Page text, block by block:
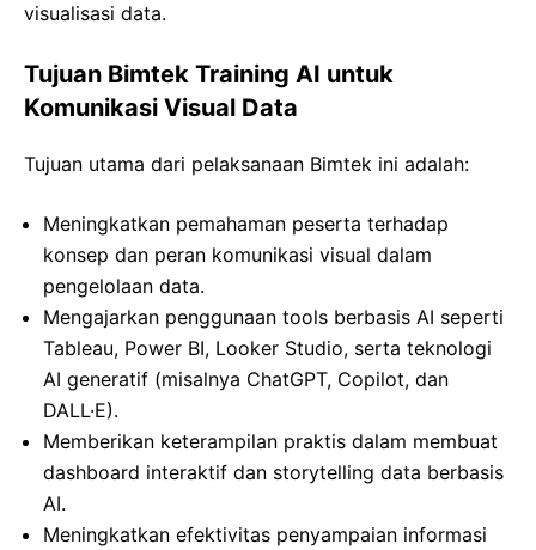
visualisasi data.
Tujuan Bimtek Training AI untuk
Komunikasi Visual Data
Tujuan utama dari pelaksanaan Bimtek ini adalah:
Meningkatkan pemahaman peserta terhadap
konsep dan peran komunikasi visual dalam
pengelolaan data.
Mengajarkan penggunaan tools berbasis AI seperti
Tableau, Power BI, Looker Studio, serta teknologi
AI generatif (misalnya ChatGPT, Copilot, dan
DALL·E).
Memberikan keterampilan praktis dalam membuat
dashboard interaktif dan storytelling data berbasis
AI.
Meningkatkan efektivitas penyampaian informasi